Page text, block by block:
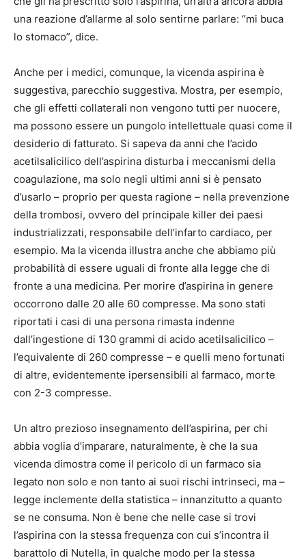
una reazione d’allarme al solo sentirne parlare: “mi buca
lo stomaco”, dice.
Anche per i medici, comunque, la vicenda aspirina è
suggestiva, parecchio suggestiva. Mostra, per esempio,
che gli effetti collaterali non vengono tutti per nuocere,
ma possono essere un pungolo intellettuale quasi come il
desiderio di fatturato. Si sapeva da anni che l’acido
acetilsalicilico dell’aspirina disturba i meccanismi della
coagulazione, ma solo negli ultimi anni si è pensato
d’usarlo – proprio per questa ragione – nella prevenzione
della trombosi, ovvero del principale killer dei paesi
industrializzati, responsabile dell’infarto cardiaco, per
esempio. Ma la vicenda illustra anche che abbiamo più
probabilità di essere uguali di fronte alla legge che di
fronte a una medicina. Per morire d’aspirina in genere
occorrono dalle 20 alle 60 compresse. Ma sono stati
riportati i casi di una persona rimasta indenne
dall’ingestione di 130 grammi di acido acetilsalicilico –
l’equivalente di 260 compresse – e quelli meno fortunati
di altre, evidentemente ipersensibili al farmaco, morte
con 2-3 compresse.
Un altro prezioso insegnamento dell’aspirina, per chi
abbia voglia d’imparare, naturalmente, è che la sua
vicenda dimostra come il pericolo di un farmaco sia
legato non solo e non tanto ai suoi rischi intrinseci, ma –
legge inclemente della statistica – innanzitutto a quanto
se ne consuma. Non è bene che nelle case si trovi
l’aspirina con la stessa frequenza con cui s’incontra il
barattolo di Nutella, in qualche modo per la stessa